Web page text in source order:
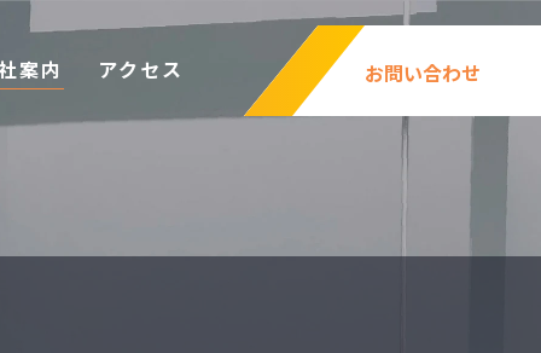
案内 アクセス お問い合わせ